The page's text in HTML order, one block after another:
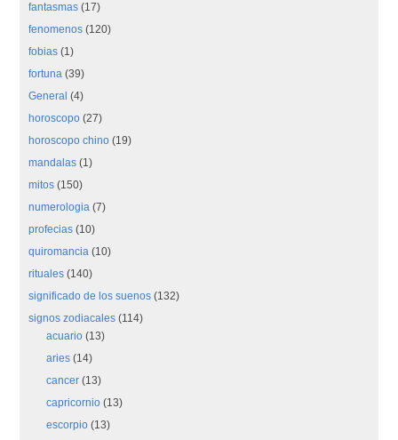
fantasmas (17)
fenomenos (120)
fobias (1)
fortuna (39)
General (4)
horoscopo (27)
horoscopo chino (19)
mandalas (1)
mitos (150)
numerologia (7)
profecias (10)
quiromancia (10)
rituales (140)
significado de los suenos (132)
signos zodiacales (114)
acuario (13)
aries (14)
cancer (13)
capricornio (13)
escorpio (13)